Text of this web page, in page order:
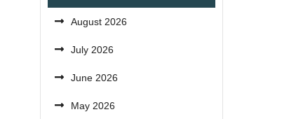
August 2026
July 2026
June 2026
May 2026